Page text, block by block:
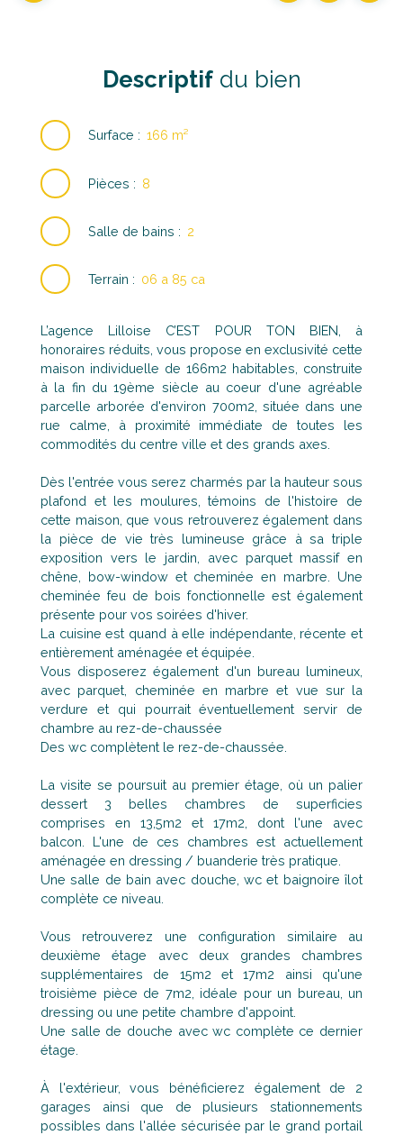
Descriptifdu bien
Surface : 166 m²
Pièces : 8
Salle de bains : 2
Terrain : 06 a 85 ca
L’agence Lilloise C’EST POUR TON BIEN, à
honoraires réduits, vous propose en exclusivité cette
maison individuelle de 166m2 habitables, construite
à la fin du 19ème siècle au coeur d'une agréable
parcelle arborée d'environ 700m2, située dans une
rue calme, à proximité immédiate de toutes les
commodités du centre ville et des grands axes.
Dès l'entrée vous serez charmés par la hauteur sous
plafond et les moulures, témoins de l'histoire de
cette maison, que vous retrouverez également dans
la pièce de vie très lumineuse grâce à sa triple
exposition vers le jardin, avec parquet massif en
chêne, bow-window et cheminée en marbre. Une
cheminée feu de bois fonctionnelle est également
présente pour vos soirées d'hiver.
La cuisine est quand à elle indépendante, récente et
entièrement aménagée et équipée.
Vous disposerez également d'un bureau lumineux,
avec parquet, cheminée en marbre et vue sur la
verdure et qui pourrait éventuellement servir de
chambre au rez-de-chaussée
Des wc complètent le rez-de-chaussée.
La visite se poursuit au premier étage, où un palier
dessert 3 belles chambres de superficies
comprises en 13,5m2 et 17m2, dont l'une avec
balcon. L'une de ces chambres est actuellement
aménagée en dressing / buanderie très pratique.
Une salle de bain avec douche, wc et baignoire îlot
complète ce niveau.
Vous retrouverez une configuration similaire au
deuxième étage avec deux grandes chambres
supplémentaires de 15m2 et 17m2 ainsi qu'une
troisième pièce de 7m2, idéale pour un bureau, un
dressing ou une petite chambre d'appoint.
Une salle de douche avec wc complète ce dernier
étage.
À l'extérieur, vous bénéficierez également de 2
garages ainsi que de plusieurs stationnements
possibles dans l'allée sécurisée par le grand portail